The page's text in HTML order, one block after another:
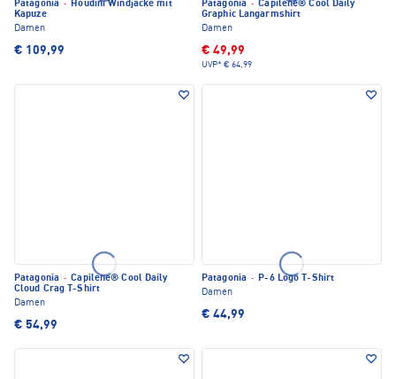
Patagonia · Houdini Windjacke mit
Kapuze
Damen
€ 109,99
Patagonia · Capilene® Cool Daily
Graphic Langarmshirt
Damen
€ 49,99
UVP* € 64,99
Patagonia · Capilene® Cool Daily
Cloud Crag T-Shirt
Damen
€ 54,99
Patagonia · P-6 Logo T-Shirt
Damen
€ 44,99